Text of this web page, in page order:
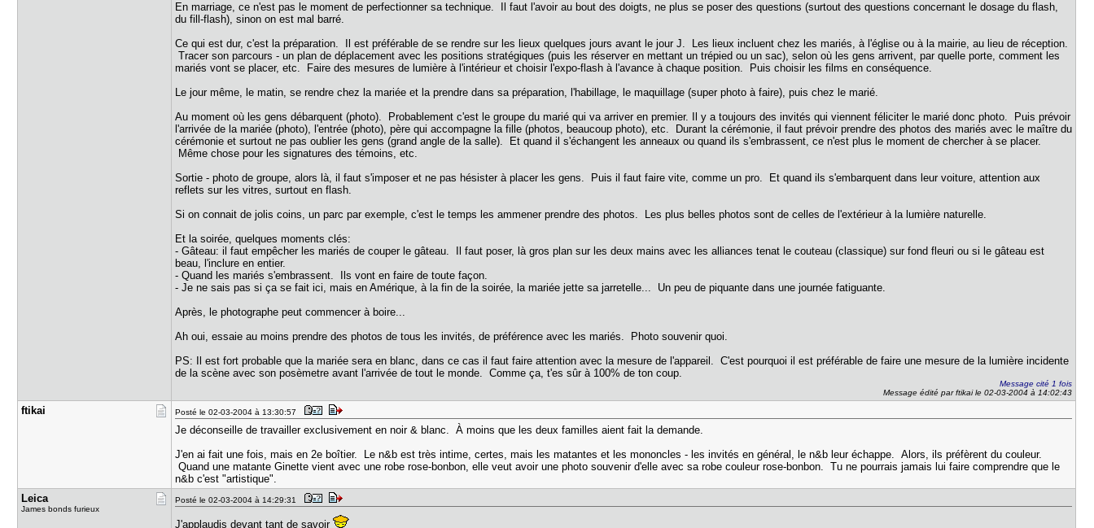
En marriage, ce n'est pas le moment de perfectionner sa technique. Il faut l'avoir au bout des doigts, ne plus se poser des questions (surtout des questions concernant le dosage du flash,
du fill-flash), sinon on est mal barré.
Ce qui est dur, c'est la préparation. Il est préférable de se rendre sur les lieux quelques jours avant le jour J. Les lieux incluent chez les mariés, à l'église ou à la mairie, au lieu de réception.
Tracer son parcours - un plan de déplacement avec les positions stratégiques (puis les réserver en mettant un trépied ou un sac), selon où les gens arrivent, par quelle porte, comment les
mariés vont se placer, etc. Faire des mesures de lumière à l'intérieur et choisir l'expo-flash à l'avance à chaque position. Puis choisir les films en conséquence.
Le jour même, le matin, se rendre chez la mariée et la prendre dans sa préparation, l'habillage, le maquillage (super photo à faire), puis chez le marié.
Au moment où les gens débarquent (photo). Probablement c'est le groupe du marié qui va arriver en premier. Il y a toujours des invités qui viennent féliciter le marié donc photo. Puis prévoir
l'arrivée de la mariée (photo), l'entrée (photo), père qui accompagne la fille (photos, beaucoup photo), etc. Durant la cérémonie, il faut prévoir prendre des photos des mariés avec le maître du
cérémonie et surtout ne pas oublier les gens (grand angle de la salle). Et quand il s'échangent les anneaux ou quand ils s'embrassent, ce n'est plus le moment de chercher à se placer.
Même chose pour les signatures des témoins, etc.
Sortie - photo de groupe, alors là, il faut s'imposer et ne pas hésister à placer les gens. Puis il faut faire vite, comme un pro. Et quand ils s'embarquent dans leur voiture, attention aux
reflets sur les vitres, surtout en flash.
Si on connait de jolis coins, un parc par exemple, c'est le temps les ammener prendre des photos. Les plus belles photos sont de celles de l'extérieur à la lumière naturelle.
Et la soirée, quelques moments clés:
- Gâteau: il faut empêcher les mariés de couper le gâteau. Il faut poser, là gros plan sur les deux mains avec les alliances tenat le couteau (classique) sur fond fleuri ou si le gâteau est
beau, l'inclure en entier.
- Quand les mariés s'embrassent. Ils vont en faire de toute façon.
- Je ne sais pas si ça se fait ici, mais en Amérique, à la fin de la soirée, la mariée jette sa jarretelle... Un peu de piquante dans une journée fatiguante.
Après, le photographe peut commencer à boire...
Ah oui, essaie au moins prendre des photos de tous les invités, de préférence avec les mariés. Photo souvenir quoi.
PS: Il est fort probable que la mariée sera en blanc, dans ce cas il faut faire attention avec la mesure de l'appareil. C'est pourquoi il est préférable de faire une mesure de la lumière incidente
de la scène avec son posèmetre avant l'arrivée de tout le monde. Comme ça, t'es sûr à 100% de ton coup.
Message cité 1 fois
Message édité par ftikai le 02-03-2004 à 14:02:43
ftikai Posté le 02-03-2004 à 13:30:57
Je déconseille de travailler exclusivement en noir & blanc. À moins que les deux familles aient fait la demande.
J'en ai fait une fois, mais en 2e boîtier. Le n&b est très intime, certes, mais les matantes et les mononcles - les invités en général, le n&b leur échappe. Alors, ils préfèrent du couleur.
Quand une matante Ginette vient avec une robe rose-bonbon, elle veut avoir une photo souvenir d'elle avec sa robe couleur rose-bonbon. Tu ne pourrais jamais lui faire comprendre que le
n&b c'est "artistique".
Leica
James bonds furieux
Posté le 02-03-2004 à 14:29:31
J'applaudis devant tant de savoir